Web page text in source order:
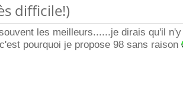
difficile!)
les meilleurs......je dirais qu'il
pourquoi je propose 98 sans raison